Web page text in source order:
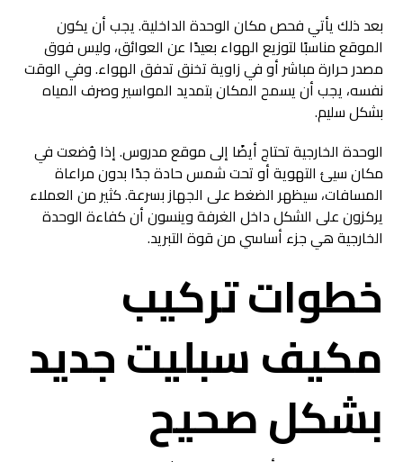
بعد ذلك يأتي فحص مكان الوحدة الداخلية. يجب أن يكون
الموقع مناسبًا لتوزيع الهواء بعيدًا عن العوائق، وليس فوق
مصدر حرارة مباشر أو في زاوية تخنق تدفق الهواء. وفي الوقت
نفسه، يجب أن يسمح المكان بتمديد المواسير وصرف المياه
بشكل سليم.
الوحدة الخارجية تحتاج أيضًا إلى موقع مدروس. إذا وُضعت في
مكان سيئ التهوية أو تحت شمس حادة جدًا بدون مراعاة
المسافات، سيظهر الضغط على الجهاز بسرعة. كثير من العملاء
يركزون على الشكل داخل الغرفة وينسون أن كفاءة الوحدة
الخارجية هي جزء أساسي من قوة التبريد.
خطوات تركيب
مكيف سبليت جديد
بشكل صحيح